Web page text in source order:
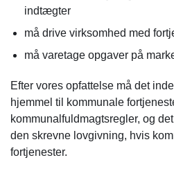
indtægter
må drive virksomhed med
må varetage opgaver på
Efter vores opfattelse må det
hjemmel til kommunale
kommunalfuldmagtsregler, og
den skrevne lovgivning, hvis
fortjenester.